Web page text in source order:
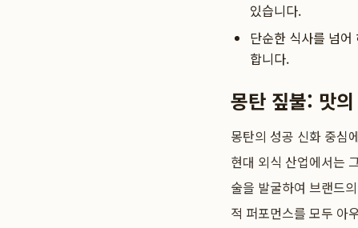
있습니다.
단순한 식사를 넘
합니다.
몽탄 짚불: 맛
몽탄의 성공 신화 중심
현대 외식 산업에서는
술을 발굴하여 브랜드
적 퍼포먼스를 모두 아